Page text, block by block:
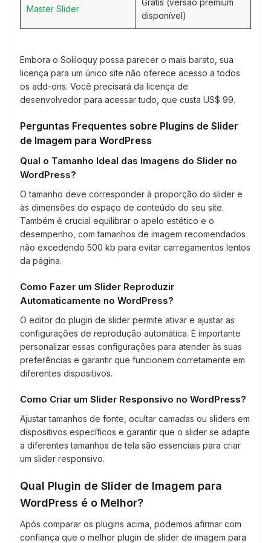
Master Slider
disponível)
Embora o Soliloquy possa parecer o mais barato, sua
licença para um único site não oferece acesso a todos
os add-ons. Você precisará da licença de
desenvolvedor para acessar tudo, que custa US$ 99.
Perguntas Frequentes sobre Plugins de Slider
de Imagem para WordPress
Qual o Tamanho Ideal das Imagens do Slider no
WordPress?
O tamanho deve corresponder à proporção do slider e
às dimensões do espaço de conteúdo do seu site.
Também é crucial equilibrar o apelo estético e o
desempenho, com tamanhos de imagem recomendados
não excedendo 500 kb para evitar carregamentos lentos
da página.
Como Fazer um Slider Reproduzir
Automaticamente no WordPress?
O editor do plugin de slider permite ativar e ajustar as
configurações de reprodução automática. É importante
personalizar essas configurações para atender às suas
preferências e garantir que funcionem corretamente em
diferentes dispositivos.
Como Criar um Slider Responsivo no WordPress?
Ajustar tamanhos de fonte, ocultar camadas ou sliders em
dispositivos específicos e garantir que o slider se adapte
a diferentes tamanhos de tela são essenciais para criar
um slider responsivo.
Qual Plugin de Slider de Imagem para
WordPress é o Melhor?
Após comparar os plugins acima, podemos afirmar com
confiança que o melhor plugin de slider de imagem para